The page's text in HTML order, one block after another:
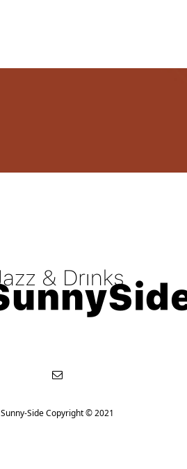
Sunny-Side Copyright © 2021